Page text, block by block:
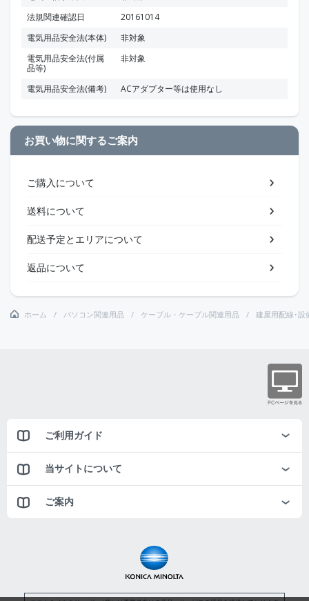
法規関連確認日
20161014
電気用品安全法(本体)
非対象
電気用品安全法(付属
品等)
非対象
電気用品安全法(備考) ACアダプター等は使用なし
お買い物に関するご案内
ご購入について
送料について
配送予定とエリアについて
返品について
ホーム パソコン関連用品 ケーブル・ケーブル関連用品 建屋用配線･設
ご利用ガイド
当サイトについて
ご案内